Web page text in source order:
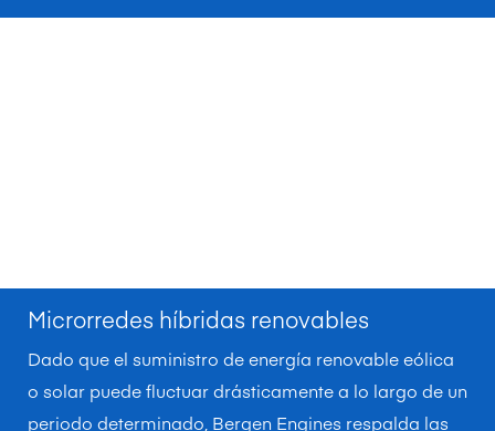
Microrredes híbridas renovables
Dado que el suministro de energía renovable eólica
o solar puede fluctuar drásticamente a lo largo de un
periodo determinado, Bergen Engines respalda las